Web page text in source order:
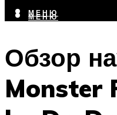
МЕНЮ
МЕНЮ
Обзор
Monster